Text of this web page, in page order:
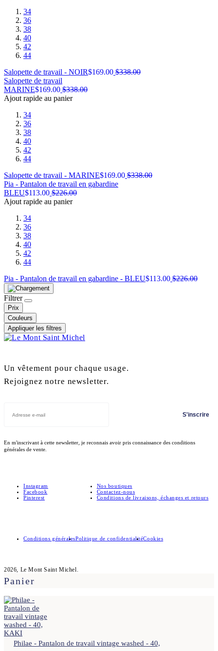
34
36
38
40
42
44
Salopette de travail - NOIR$169.00 $338.00
Salopette de travail
MARINE$169.00 $338.00
Ajout rapide au panier
34
36
38
40
42
44
Salopette de travail - MARINE$169.00 $338.00
Pia - Pantalon de travail en gabardine
BLEU$113.00 $226.00
Ajout rapide au panier
34
36
38
40
42
44
Pia - Pantalon de travail en gabardine - BLEU$113.00 $226.00
Filtrer
Prix
Couleurs
Appliquer les filtres
Un vêtement pour chaque usage.
Rejoignez notre newsletter.
S'inscrire
En m'inscrivant à cette newsletter, je reconnais avoir pris connaissance des conditions
générales de vente.
Instagram
Facebook
Pinterest
Nos boutiques
Contactez-nous
Conditions de livraisons, échanges et retours
Conditions généralesPolitique de confidentialitéCookies
2026, Le Mont Saint Michel.
Panier
Philae - Pantalon de travail vintage washed - 40,